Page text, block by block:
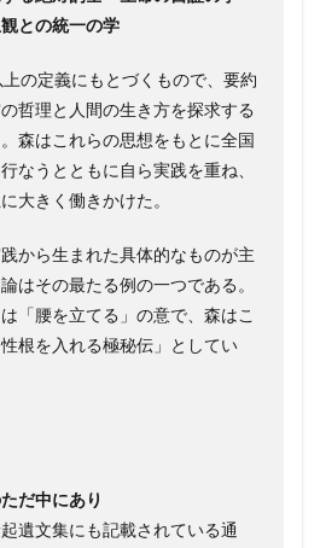
との統一の学
の定義にもとづくもので、要約
哲理と人間の生き方を探求する
森はこれらの思想をもとに全国
なうとともに自ら実践を重ね、
大きく働きかけた。
から生まれた具体的なものが主
はその最たる例の一つである。
は「腰を立てる」の意で、森はこ
根を入れる極秘伝」としてい
だ中にあり
遺文集にも記載されている通